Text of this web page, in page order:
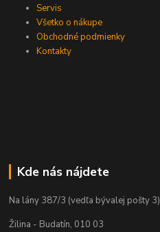
Servis
Všetko o nákupe
Obchodné podmienky
Kontakty
Kde nás nájdete
Na lány 387/3 (vedľa bývalej pošty 3)
Žilina - Budatín, 010 03